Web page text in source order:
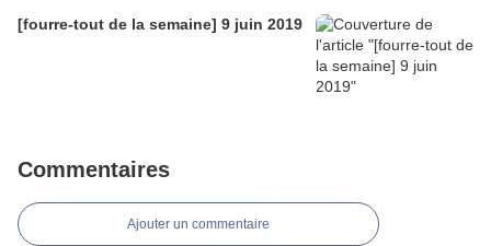
[fourre-tout de la semaine] 9 juin 2019
Commentaires
Ajouter un commentaire